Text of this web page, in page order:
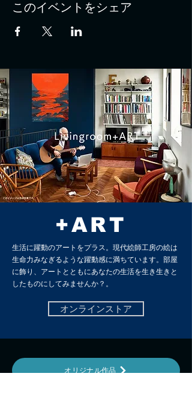
このイベントをシェア
+ART
生活に躍動のアートをプラス。現代絵師工房の絵は
生命力みなぎるような躍動感に満ちています。部屋
に飾り、アートとともにあなたの生活を生き生きと
したものにしてみませんか？。
オンラインストア
オリジナル作品